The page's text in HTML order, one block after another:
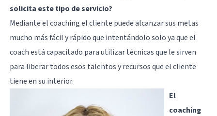
solicita este tipo de servicio?
Mediante el coaching el cliente puede alcanzar sus metas
mucho más fácil y rápido que intentándolo solo ya que el
coach está capacitado para utilizar técnicas que le sirven
para liberar todos esos talentos y recursos que el cliente
tiene en su interior.
El
coaching